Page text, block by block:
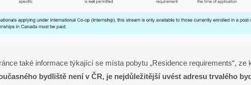
také informace týkající se místa pobytu „Residence requirements“, ze
bydliště není v ČR, je nejdůležitější uvést adresu trvalého